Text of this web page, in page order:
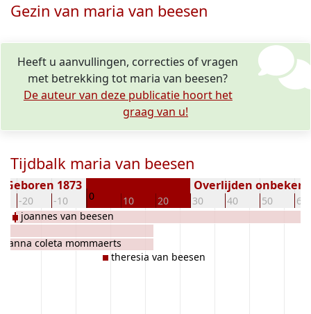
Gezin van maria van beesen
Heeft u aanvullingen, correcties of vragen
met betrekking tot maria van beesen?
De auteur van deze publicatie hoort het
graag van u!
Tijdbalk maria van beesen
-20 -10 0 10 20 30 40 50 60
Geboren 1873 Overlijden
joanna coleta mommaerts
joannes van beesen
theresia van beesen